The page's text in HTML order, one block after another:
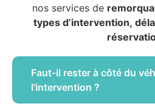
nos services de
types d’intervention,
Faut-il rester à côté du
l'intervention ?